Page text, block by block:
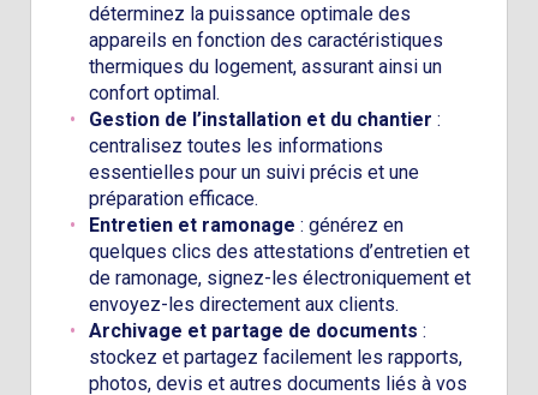
déterminez la puissance optimale des
appareils en fonction des caractéristiques
thermiques du logement, assurant ainsi un
confort optimal.
Gestion de l’installation et du chantier :
centralisez toutes les informations
essentielles pour un suivi précis et une
préparation efficace.
Entretien et ramonage : générez en
quelques clics des attestations d’entretien et
de ramonage, signez-les électroniquement et
envoyez-les directement aux clients.
Archivage et partage de documents :
stockez et partagez facilement les rapports,
photos, devis et autres documents liés à vos